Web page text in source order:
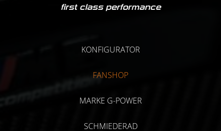
first class performance
KONFIGURATOR
FANSHOP
MARKE G-POWER
SCHMIEDERAD